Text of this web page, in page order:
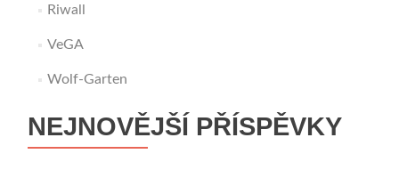
Riwall
VeGA
Wolf-Garten
NEJNOVĚJŠÍ PŘÍSPĚVKY